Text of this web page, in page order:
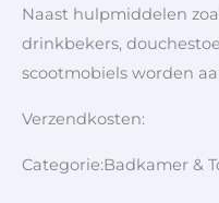
Naast hulpmiddelen
drinkbekers,
scootmobiels worden
Verzendkosten:
Categorie:Badkamer &